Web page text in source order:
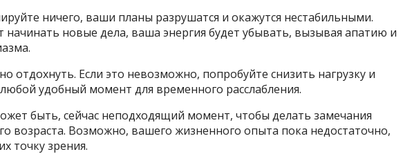
ничего, ваши планы разрушатся и окажутся нестабильными.
начинать новые дела, ваша энергия будет убывать, вызывая апатию и
отдохнуть. Если это невозможно, попробуйте снизить нагрузку и
удобный момент для временного расслабления.
быть, сейчас неподходящий момент, чтобы делать замечания
возраста. Возможно, вашего жизненного опыта пока недостаточно,
точку зрения.